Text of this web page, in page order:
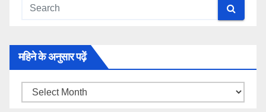
महिने के अनुसार पढ़ें
महिने